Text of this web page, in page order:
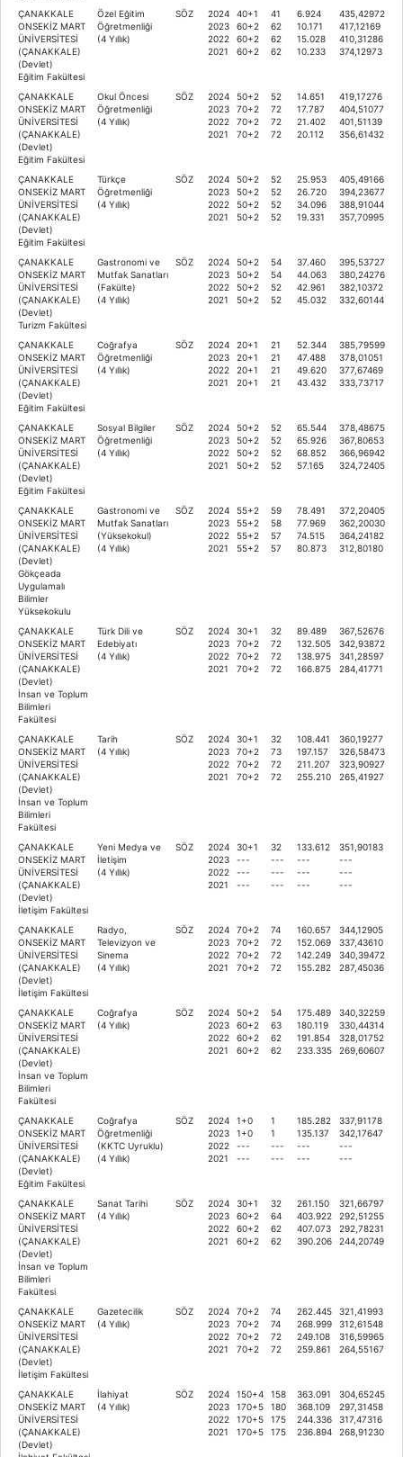
ÇANAKKALE
ONSEKİZ MART
ÜNİVERSİTESİ
(ÇANAKKALE)
(Devlet)
Eğitim Fakültesi
Özel Eğitim
Öğretmenliği
(4 Yıllık)
SÖZ
2024
2023
2022
2021
40+1
60+2
60+2
60+2
41
62
62
62
6.924
10.171
15.028
10.233
435,42972
417,12169
410,31286
374,12973
ÇANAKKALE
ONSEKİZ MART
ÜNİVERSİTESİ
(ÇANAKKALE)
(Devlet)
Eğitim Fakültesi
Okul Öncesi
Öğretmenliği
(4 Yıllık)
SÖZ
2024
2023
2022
2021
50+2
70+2
70+2
70+2
52
72
72
72
14.651
17.787
21.402
20.112
419,17276
404,51077
401,51139
356,61432
ÇANAKKALE
ONSEKİZ MART
ÜNİVERSİTESİ
(ÇANAKKALE)
(Devlet)
Eğitim Fakültesi
Türkçe
Öğretmenliği
(4 Yıllık)
SÖZ
2024
2023
2022
2021
50+2
50+2
50+2
50+2
52
52
52
52
25.953
26.720
34.096
19.331
405,49166
394,23677
388,91044
357,70995
ÇANAKKALE
ONSEKİZ MART
ÜNİVERSİTESİ
(ÇANAKKALE)
(Devlet)
Turizm Fakültesi
Gastronomi ve
Mutfak Sanatları
(Fakülte)
(4 Yıllık)
SÖZ
2024
2023
2022
2021
50+2
50+2
50+2
50+2
54
54
52
52
37.460
44.063
42.961
45.032
395,53727
380,24276
382,10372
332,60144
ÇANAKKALE
ONSEKİZ MART
ÜNİVERSİTESİ
(ÇANAKKALE)
(Devlet)
Eğitim Fakültesi
Coğrafya
Öğretmenliği
(4 Yıllık)
SÖZ
2024
2023
2022
2021
20+1
20+1
20+1
20+1
21
21
21
21
52.344
47.488
49.620
43.432
385,79599
378,01051
377,67469
333,73717
ÇANAKKALE
ONSEKİZ MART
ÜNİVERSİTESİ
(ÇANAKKALE)
(Devlet)
Eğitim Fakültesi
Sosyal Bilgiler
Öğretmenliği
(4 Yıllık)
SÖZ
2024
2023
2022
2021
50+2
50+2
50+2
50+2
52
52
52
52
65.544
65.926
68.852
57.165
378,48675
367,80653
366,96942
324,72405
ÇANAKKALE
ONSEKİZ MART
ÜNİVERSİTESİ
(ÇANAKKALE)
(Devlet)
Gökçeada
Uygulamalı
Bilimler
Yüksekokulu
Gastronomi ve
Mutfak Sanatları
(Yüksekokul)
(4 Yıllık)
SÖZ
2024
2023
2022
2021
55+2
55+2
55+2
55+2
59
58
57
57
78.491
77.969
74.515
80.873
372,20405
362,20030
364,24182
312,80180
ÇANAKKALE
ONSEKİZ MART
ÜNİVERSİTESİ
(ÇANAKKALE)
(Devlet)
İnsan ve Toplum
Bilimleri
Fakültesi
Türk Dili ve
Edebiyatı
(4 Yıllık)
SÖZ
2024
2023
2022
2021
30+1
70+2
70+2
70+2
32
72
72
72
89.489
132.505
138.975
166.875
367,52676
342,93872
341,28597
284,41771
ÇANAKKALE
ONSEKİZ MART
ÜNİVERSİTESİ
(ÇANAKKALE)
(Devlet)
İnsan ve Toplum
Bilimleri
Fakültesi
Tarih
(4 Yıllık)
SÖZ
2024
2023
2022
2021
30+1
70+2
70+2
70+2
32
73
72
72
108.441
197.157
211.207
255.210
360,19277
326,58473
323,90927
265,41927
ÇANAKKALE
ONSEKİZ MART
ÜNİVERSİTESİ
(ÇANAKKALE)
(Devlet)
İletişim Fakültesi
Yeni Medya ve
İletişim
(4 Yıllık)
SÖZ
2024
2023
2022
2021
30+1
---
---
---
32
---
---
---
133.612
---
---
---
351,90183
---
---
---
ÇANAKKALE
ONSEKİZ MART
ÜNİVERSİTESİ
(ÇANAKKALE)
(Devlet)
İletişim Fakültesi
Radyo,
Televizyon ve
Sinema
(4 Yıllık)
SÖZ
2024
2023
2022
2021
70+2
70+2
70+2
70+2
74
72
72
72
160.657
152.069
142.249
155.282
344,12905
337,43610
340,39472
287,45036
ÇANAKKALE
ONSEKİZ MART
ÜNİVERSİTESİ
(ÇANAKKALE)
(Devlet)
İnsan ve Toplum
Bilimleri
Fakültesi
Coğrafya
(4 Yıllık)
SÖZ
2024
2023
2022
2021
50+2
60+2
60+2
60+2
54
63
62
62
175.489
180.119
191.854
233.335
340,32259
330,44314
328,01752
269,60607
ÇANAKKALE
ONSEKİZ MART
ÜNİVERSİTESİ
(ÇANAKKALE)
(Devlet)
Eğitim Fakültesi
Coğrafya
Öğretmenliği
(KKTC Uyruklu)
(4 Yıllık)
SÖZ
2024
2023
2022
2021
1+0
1+0
---
---
1
1
---
---
185.282
135.137
---
---
337,91178
342,17647
---
---
ÇANAKKALE
ONSEKİZ MART
ÜNİVERSİTESİ
(ÇANAKKALE)
(Devlet)
İnsan ve Toplum
Bilimleri
Fakültesi
Sanat Tarihi
(4 Yıllık)
SÖZ
2024
2023
2022
2021
30+1
60+2
60+2
60+2
32
64
62
62
261.150
403.922
407.073
390.206
321,66797
292,51255
292,78231
244,20749
ÇANAKKALE
ONSEKİZ MART
ÜNİVERSİTESİ
(ÇANAKKALE)
(Devlet)
İletişim Fakültesi
Gazetecilik
(4 Yıllık)
SÖZ
2024
2023
2022
2021
70+2
70+2
70+2
70+2
74
74
72
72
262.445
268.999
249.108
259.861
321,41993
312,61548
316,59965
264,55167
ÇANAKKALE
ONSEKİZ MART
ÜNİVERSİTESİ
(ÇANAKKALE)
(Devlet)
İlahiyat
(4 Yıllık)
SÖZ
2024
2023
2022
2021
150+4
170+5
170+5
170+5
158
180
175
175
363.091
368.109
244.336
236.894
304,65245
297,31458
317,47316
268,91230